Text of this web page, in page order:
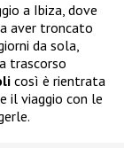
a Ibiza, dove
aver troncato
da sola,
trascorso
così è rientrata
il viaggio con le